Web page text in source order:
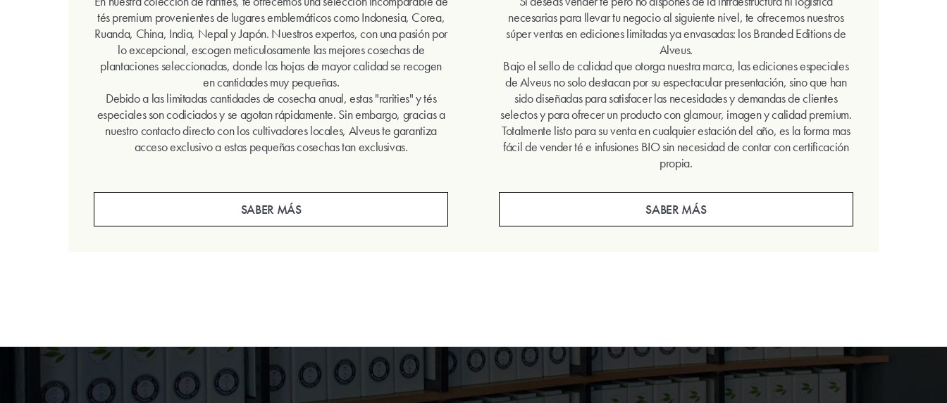
tés premium provenientes de lugares emblemáticos como Indonesia, Corea,
Ruanda, China, India, Nepal y Japón. Nuestros expertos, con una pasión por
lo excepcional, escogen meticulosamente las mejores cosechas de
plantaciones seleccionadas, donde las hojas de mayor calidad se recogen
en cantidades muy pequeñas.
Debido a las limitadas cantidades de cosecha anual, estas "rarities" y tés
especiales son codiciados y se agotan rápidamente. Sin embargo, gracias a
nuestro contacto directo con los cultivadores locales, Alveus te garantiza
acceso exclusivo a estas pequeñas cosechas tan exclusivas.
SABER MÁS
necesarias para llevar tu negocio al siguiente nivel, te ofrecemos nuestros
súper ventas en ediciones limitadas ya envasadas: los Branded Editions de
Alveus.
Bajo el sello de calidad que otorga nuestra marca, las ediciones especiales
de Alveus no solo destacan por su espectacular presentación, sino que han
sido diseñadas para satisfacer las necesidades y demandas de clientes
selectos y para ofrecer un producto con glamour, imagen y calidad premium.
Totalmente listo para su venta en cualquier estación del año, es la forma mas
fácil de vender té e infusiones BIO sin necesidad de contar con certificación
propia.
SABER MÁS